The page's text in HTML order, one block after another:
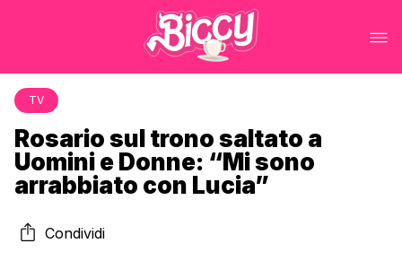
TV
Rosario sul trono saltato a
Uomini e Donne: “Mi sono
arrabbiato con Lucia”
Condividi